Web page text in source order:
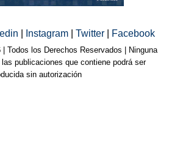
Instagram Twitter Facebook
Todos los Derechos Reservados | Ninguna
publicaciones que contiene podrá ser
sin autorización